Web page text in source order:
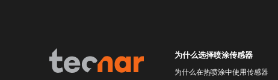
为什么选择喷涂传感器
为什么在热喷涂中使用传感器